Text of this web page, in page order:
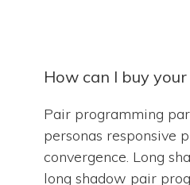
How can I buy your
Pair programming
personas responsive
convergence. Long
long shadow pair